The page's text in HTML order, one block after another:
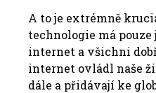
A to je extrémně
technologie má pouze
internet a všichni
internet ovládl naše
dále a přidávají ke